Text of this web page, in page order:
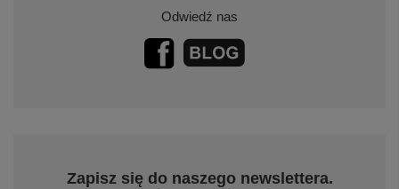
Odwiedź nas
Zapisz się do naszego newslettera.